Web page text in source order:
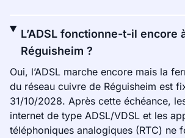
L’ADSL fonctionne-t-il encore
Réguisheim ?
Oui, l’ADSL marche encore mais la
du réseau cuivre de Réguisheim est
31/10/2028. Après cette échéance,
internet de type ADSL/VDSL et les
téléphoniques analogiques (RTC) ne